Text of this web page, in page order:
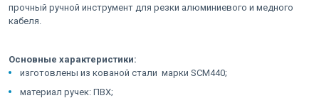
прочный ручной инструмент для резки алюминиевого и медного
кабеля.
Основные характеристики:
изготовлены из кованой стали марки SCM440;
материал ручек: ПВХ;